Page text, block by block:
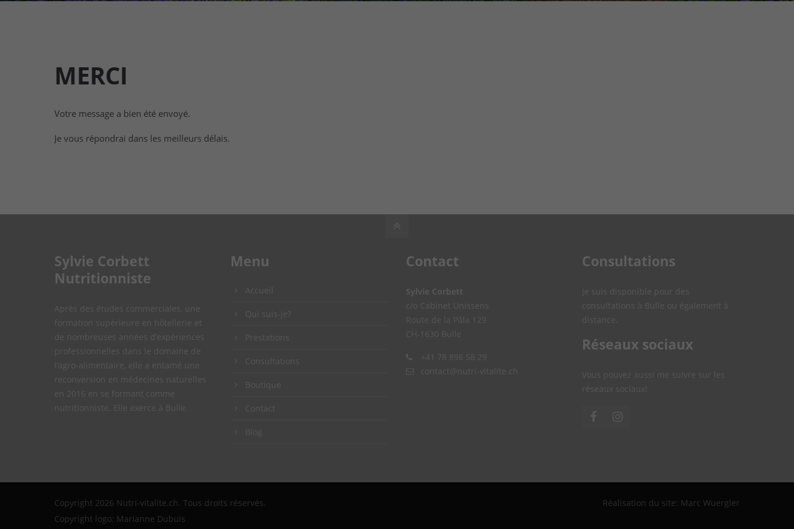
MERCI
Votre message a bien été envoyé.
Je vous répondrai dans les meilleurs délais.
Sylvie Corbett
Nutritionniste
Après des études commerciales, une
formation supérieure en hôtellerie et
de nombreuses années d’expériences
professionnelles dans le domaine de
l’agro-alimentaire, elle a entamé une
reconversion en médecines naturelles
en 2016 en se formant comme
nutritionniste. Elle exerce à Bulle.
Menu
Accueil
Qui suis-je?
Prestations
Consultations
Boutique
Contact
Blog
Contact
Sylvie Corbett
c/o Cabinet Unissens
Route de la Pâla 129
CH-1630 Bulle
+41 78 898 58 29
contact@nutri-vitalite.ch
Consultations
Je suis disponible pour des
consultations à Bulle ou également à
distance.
Réseaux sociaux
Vous pouvez aussi me suivre sur les
réseaux sociaux!
Copyright 2026 Nutri-vitalite.ch. Tous droits réservés.
Copyright logo: Marianne Dubuis
Réalisation du site: Marc Wuergler